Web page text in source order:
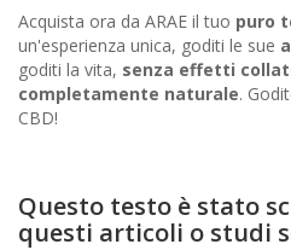
Acquista ora da ARAE il tuo puro
un'esperienza unica, goditi le sue
goditi la vita, senza effetti
completamente naturale.
CBD!
Questo testo è stato
questi articoli o studi